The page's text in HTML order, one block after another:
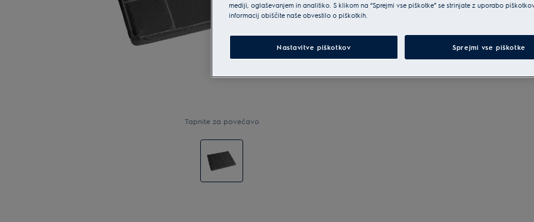
Tapnite za povečavo
mediji, oglaševanjem in analitiko. S klikom na “Sprejmi vse piškotke” se strinjate z uporabo
informacij obiščite naše obvestilo o piškotkih.
Nastavitve piškotkov Sprejmi vse piškotke